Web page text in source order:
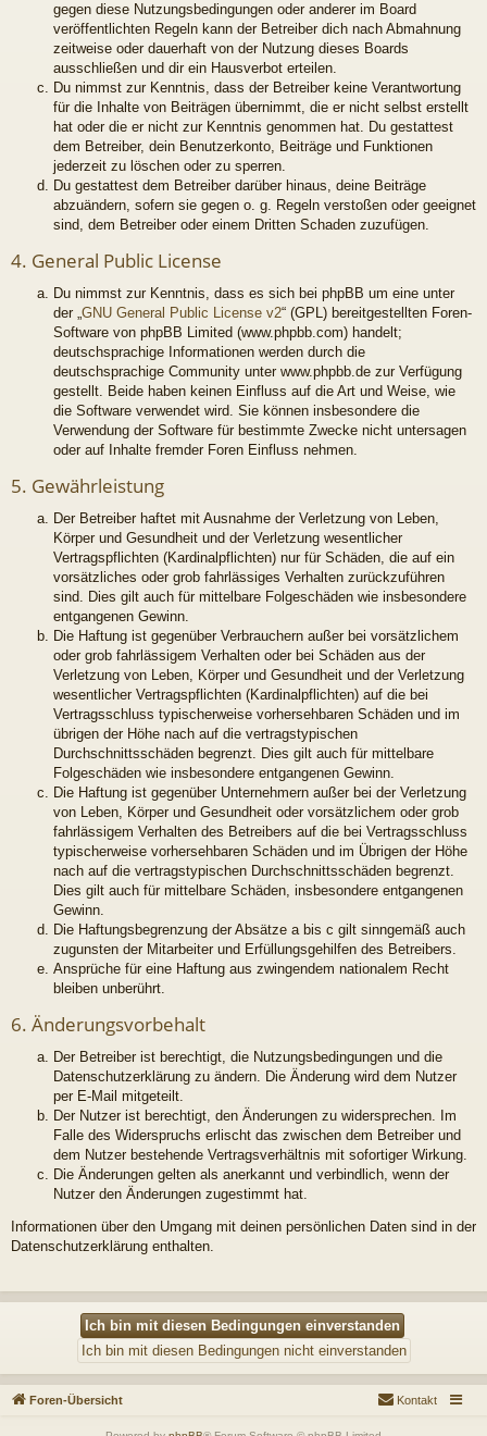
gegen diese Nutzungsbedingungen oder anderer im Board
veröffentlichten Regeln kann der Betreiber dich nach Abmahnung
zeitweise oder dauerhaft von der Nutzung dieses Boards
ausschließen und dir ein Hausverbot erteilen.
Du nimmst zur Kenntnis, dass der Betreiber keine Verantwortung
für die Inhalte von Beiträgen übernimmt, die er nicht selbst erstellt
hat oder die er nicht zur Kenntnis genommen hat. Du gestattest
dem Betreiber, dein Benutzerkonto, Beiträge und Funktionen
jederzeit zu löschen oder zu sperren.
Du gestattest dem Betreiber darüber hinaus, deine Beiträge
abzuändern, sofern sie gegen o. g. Regeln verstoßen oder geeignet
sind, dem Betreiber oder einem Dritten Schaden zuzufügen.
4. General Public License
Du nimmst zur Kenntnis, dass es sich bei phpBB um eine unter
der „GNU General Public License v2“ (GPL) bereitgestellten Foren-
Software von phpBB Limited (www.phpbb.com) handelt;
deutschsprachige Informationen werden durch die
deutschsprachige Community unter www.phpbb.de zur Verfügung
gestellt. Beide haben keinen Einfluss auf die Art und Weise, wie
die Software verwendet wird. Sie können insbesondere die
Verwendung der Software für bestimmte Zwecke nicht untersagen
oder auf Inhalte fremder Foren Einfluss nehmen.
5. Gewährleistung
Der Betreiber haftet mit Ausnahme der Verletzung von Leben,
Körper und Gesundheit und der Verletzung wesentlicher
Vertragspflichten (Kardinalpflichten) nur für Schäden, die auf ein
vorsätzliches oder grob fahrlässiges Verhalten zurückzuführen
sind. Dies gilt auch für mittelbare Folgeschäden wie insbesondere
entgangenen Gewinn.
Die Haftung ist gegenüber Verbrauchern außer bei vorsätzlichem
oder grob fahrlässigem Verhalten oder bei Schäden aus der
Verletzung von Leben, Körper und Gesundheit und der Verletzung
wesentlicher Vertragspflichten (Kardinalpflichten) auf die bei
Vertragsschluss typischerweise vorhersehbaren Schäden und im
übrigen der Höhe nach auf die vertragstypischen
Durchschnittsschäden begrenzt. Dies gilt auch für mittelbare
Folgeschäden wie insbesondere entgangenen Gewinn.
Die Haftung ist gegenüber Unternehmern außer bei der Verletzung
von Leben, Körper und Gesundheit oder vorsätzlichem oder grob
fahrlässigem Verhalten des Betreibers auf die bei Vertragsschluss
typischerweise vorhersehbaren Schäden und im Übrigen der Höhe
nach auf die vertragstypischen Durchschnittsschäden begrenzt.
Dies gilt auch für mittelbare Schäden, insbesondere entgangenen
Gewinn.
Die Haftungsbegrenzung der Absätze a bis c gilt sinngemäß auch
zugunsten der Mitarbeiter und Erfüllungsgehilfen des Betreibers.
Ansprüche für eine Haftung aus zwingendem nationalem Recht
bleiben unberührt.
6. Änderungsvorbehalt
Der Betreiber ist berechtigt, die Nutzungsbedingungen und die
Datenschutzerklärung zu ändern. Die Änderung wird dem Nutzer
per E-Mail mitgeteilt.
Der Nutzer ist berechtigt, den Änderungen zu widersprechen. Im
Falle des Widerspruchs erlischt das zwischen dem Betreiber und
dem Nutzer bestehende Vertragsverhältnis mit sofortiger Wirkung.
Die Änderungen gelten als anerkannt und verbindlich, wenn der
Nutzer den Änderungen zugestimmt hat.
Informationen über den Umgang mit deinen persönlichen Daten sind in der
Datenschutzerklärung enthalten.
Foren-Übersicht Kontakt